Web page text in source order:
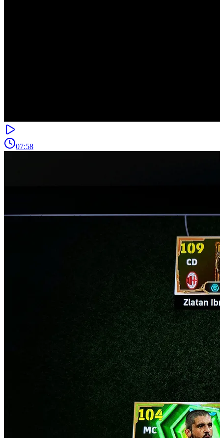
07:58